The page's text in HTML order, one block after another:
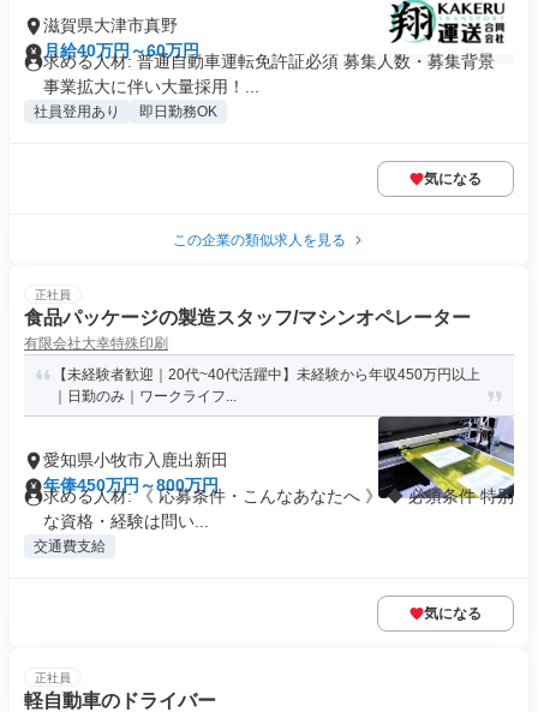
滋賀県大津市真野
月給40万円～60万円
求める人材: 普通自動車運転免許証必須 募集人数・募集背景
事業拡大に伴い大量採用！...
社員登用あり 即日勤務OK
気になる
この企業の類似求人を見る
正社員
食品パッケージの製造スタッフ/マシンオペレーター
有限会社大幸特殊印刷
【未経験者歓迎｜20代~40代活躍中】未経験から年収450万円以上
｜日勤のみ｜ワークライフ...
愛知県小牧市入鹿出新田
年俸450万円～800万円
求める人材: 《 応募条件・こんなあなたへ 》 ◆ 必須条件 特別
な資格・経験は問い...
交通費支給
気になる
正社員
軽自動車のドライバー